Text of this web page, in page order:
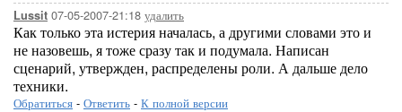
Lussit 07-05-2007-21:18 удалить
Как только эта истерия началась, а другими словами это и
не назовешь, я тоже сразу так и подумала. Написан
сценарий, утвержден, распределены роли. А дальше дело
техники.
Обратиться - Ответить - К полной версии